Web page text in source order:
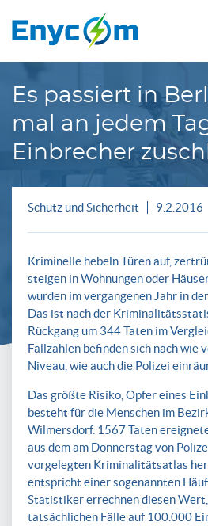
Es passiert in
mal an jedem
Einbrecher
Schutz und Sicherheit 9.2.2016
Kriminelle hebeln Türen auf,
steigen in Wohnungen oder
wurden im vergangenen Jahr in
Das ist nach der
Rückgang um 344 Taten im
Fallzahlen befinden sich nach wie
Niveau, wie auch die Polizei
Das größte Risiko, Opfer eines
besteht für die Menschen im
Wilmersdorf. 1567 Taten
aus dem am Donnerstag von
vorgelegten Kriminalitätsatlas
entspricht einer sogenannten
Statistiker errechnen diesen
tatsächlichen Fälle auf 100.000